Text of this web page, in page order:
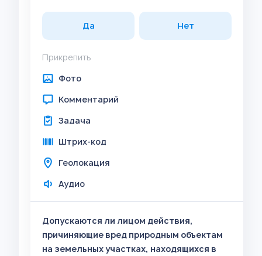
Да Нет
Прикрепить
Фото
Комментарий
Задача
Штрих-код
Геолокация
Аудио
Допускаются ли лицом действия,
причиняющие вред природным объектам
на земельных участках, находящихся в